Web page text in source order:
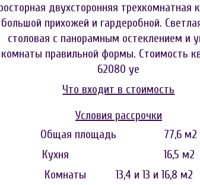
двухсторонняя трехкомнатная
большой прихожей и гардеробной.
столовая с панорамным остеклением и
комнаты правильной формы. Стоимость
62080 уе
Что входит в стоимость
Условия рассрочки
Общая площадь 77,6 м2
Кухня 16,5 м2
Комнаты 13,4 и 13 и 16,8 м2